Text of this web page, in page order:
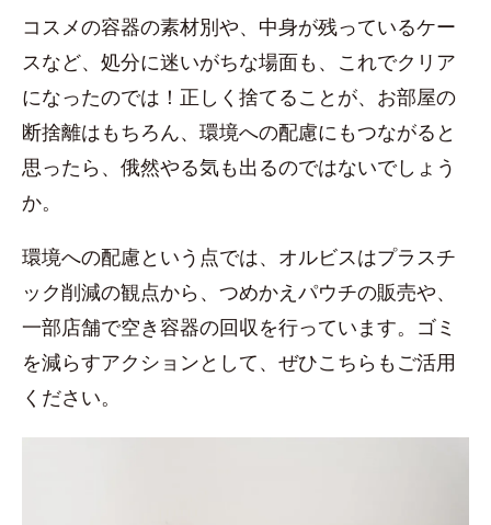
コスメの容器の素材別や、中身が残っているケー
スなど、処分に迷いがちな場面も、これでクリア
になったのでは！正しく捨てることが、お部屋の
断捨離はもちろん、環境への配慮にもつながると
思ったら、俄然やる気も出るのではないでしょう
か。
環境への配慮という点では、オルビスはプラスチ
ック削減の観点から、つめかえパウチの販売や、
一部店舗で空き容器の回収を行っています。ゴミ
を減らすアクションとして、ぜひこちらもご活用
ください。